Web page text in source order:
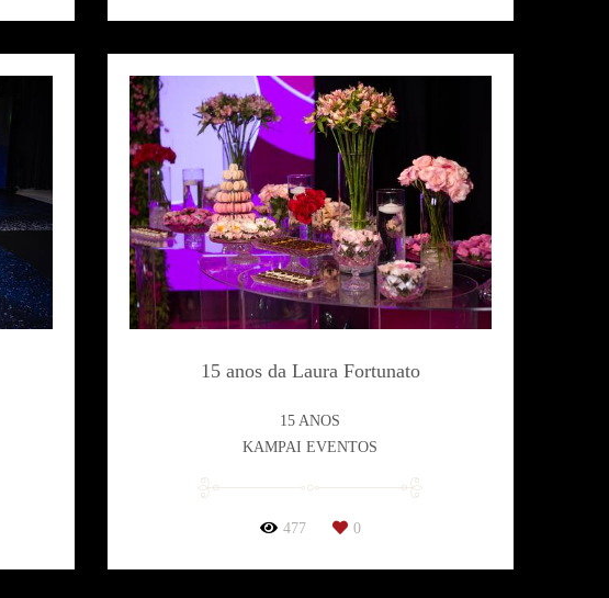
15 anos da Laura Fortunato
15 ANOS
KAMPAI EVENTOS
477 0